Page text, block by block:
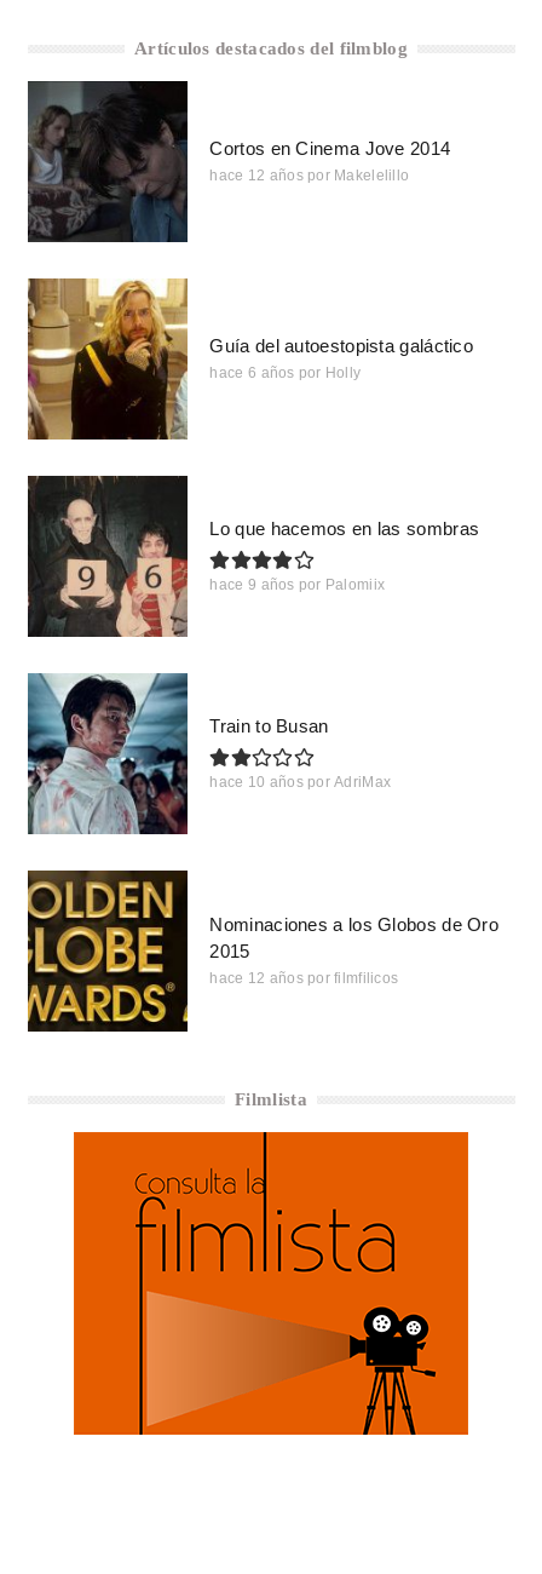
Artículos destacados del filmblog
Cortos en Cinema Jove 2014
hace 12 años por Makelelillo
Guía del autoestopista galáctico
hace 6 años por Holly
Lo que hacemos en las sombras
hace 9 años por Palomiix
Train to Busan
hace 10 años por AdriMax
Nominaciones a los Globos de Oro
2015
hace 12 años por filmfilicos
Filmlista